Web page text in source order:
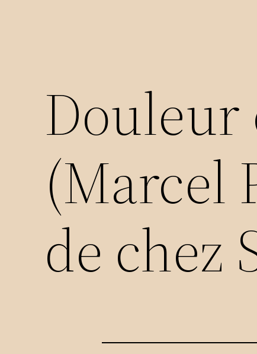
Douleur
(Marcel
de chez